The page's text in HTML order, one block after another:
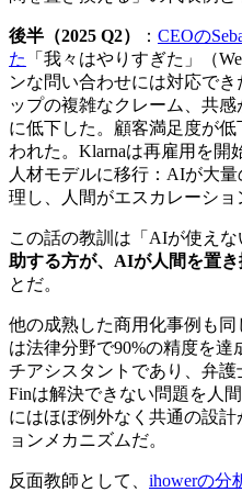
後半（2025 Q2） ： CEOの
た
「我々はやりすぎた」（
ンな問い合わせには対応で
ップの複雑なクレーム、共
に低下した。顧客満足度が
われた。Klarnaは再雇用を開
人材モデルに移行：AIが大
理し、人間がエスカレーショ
この話の教訓は「AIが使えな
助する方が、AIが人間を置
とだ。
他の成熟した商用化事例も
は法律分野で90%の精度を
チアシスタントであり、弁護
Finは解決できない問題を人
にはほぼ例外なく共通の設
ョンメカニズムだ。
反面教師として、 ihowerの分